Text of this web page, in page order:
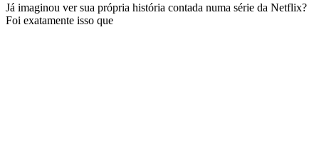
Já imaginou ver sua própria história contada numa série da Netflix?
Foi exatamente isso que